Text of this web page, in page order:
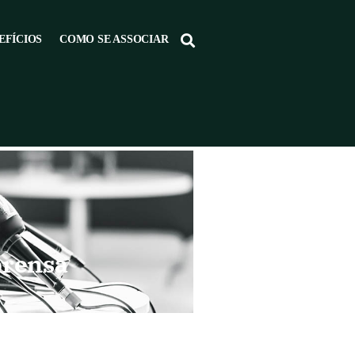
COMO SE ASSOCIAR